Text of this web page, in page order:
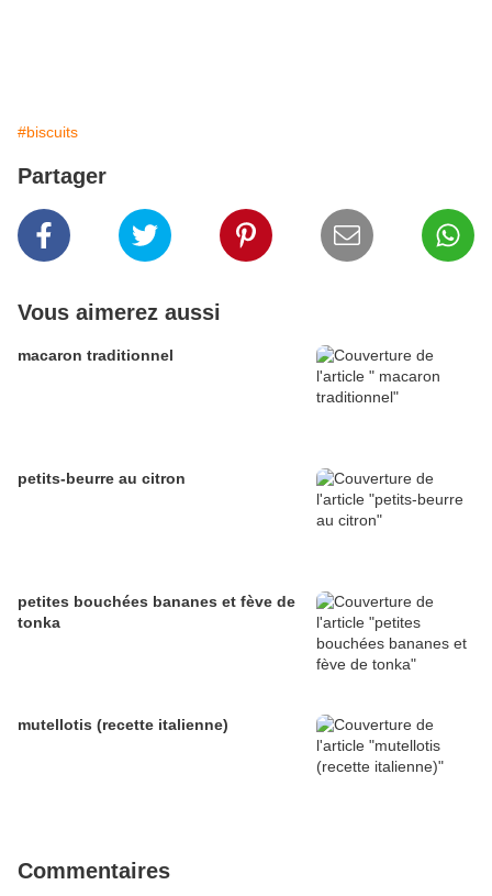
#biscuits
Partager
Vous aimerez aussi
macaron traditionnel
petits-beurre au citron
petites bouchées bananes et fève de
tonka
mutellotis (recette italienne)
Commentaires